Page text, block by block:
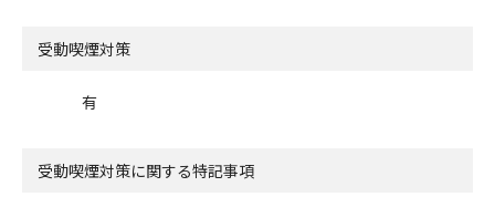
受動喫煙対策
有
受動喫煙対策に関する特記事項